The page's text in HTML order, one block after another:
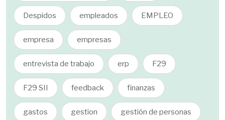
Despidos empleados EMPLEO
empresa empresas
entrevista de trabajo erp F29
F29 SII feedback finanzas
gastos gestion gestión de personas